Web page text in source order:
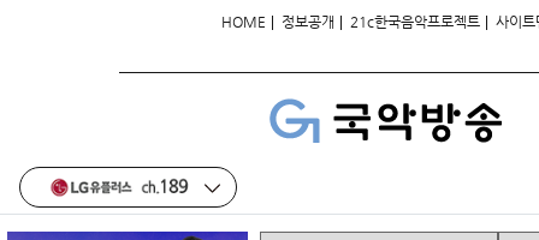
HOME | 정보공개 | 21c한국음악프로젝트 | 사이트